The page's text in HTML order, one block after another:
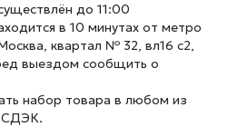
до 11:00
в 10 минутах от метро
квартал № 32, вл16 с2,
выездом сообщить о
набор товара в любом из
СДЭК.